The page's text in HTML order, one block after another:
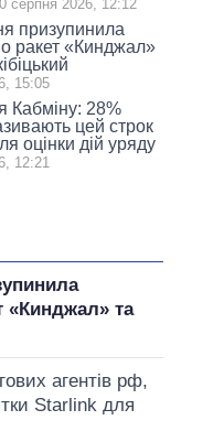
серпня 2026, 12:12
призупинила
ракет «Кинджал»
15:05
Кабміну: 28%
цей строк
оцінки дій уряду
12:21
«Кинджал» та
агентів рф,
Starlink для